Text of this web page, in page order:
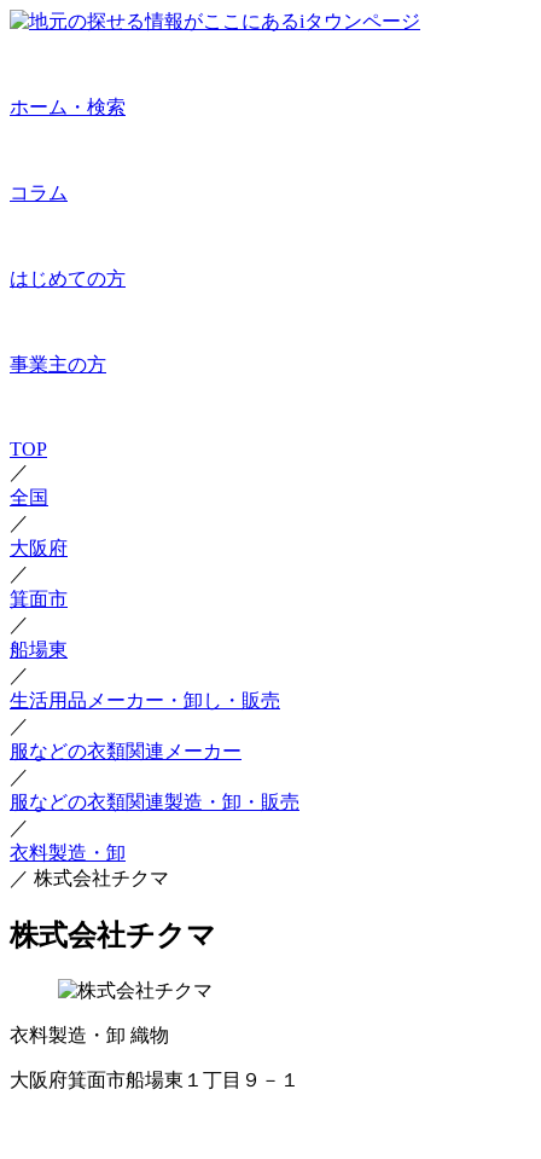
ホーム・検索
コラム
はじめての方
事業主の方
TOP
／
全国
／
大阪府
／
箕面市
／
船場東
／
生活用品メーカー・卸し・販売
／
服などの衣類関連メーカー
／
服などの衣類関連製造・卸・販売
／
衣料製造・卸
／ 株式会社チクマ
株式会社チクマ
衣料製造・卸 織物
大阪府箕面市船場東１丁目９－１